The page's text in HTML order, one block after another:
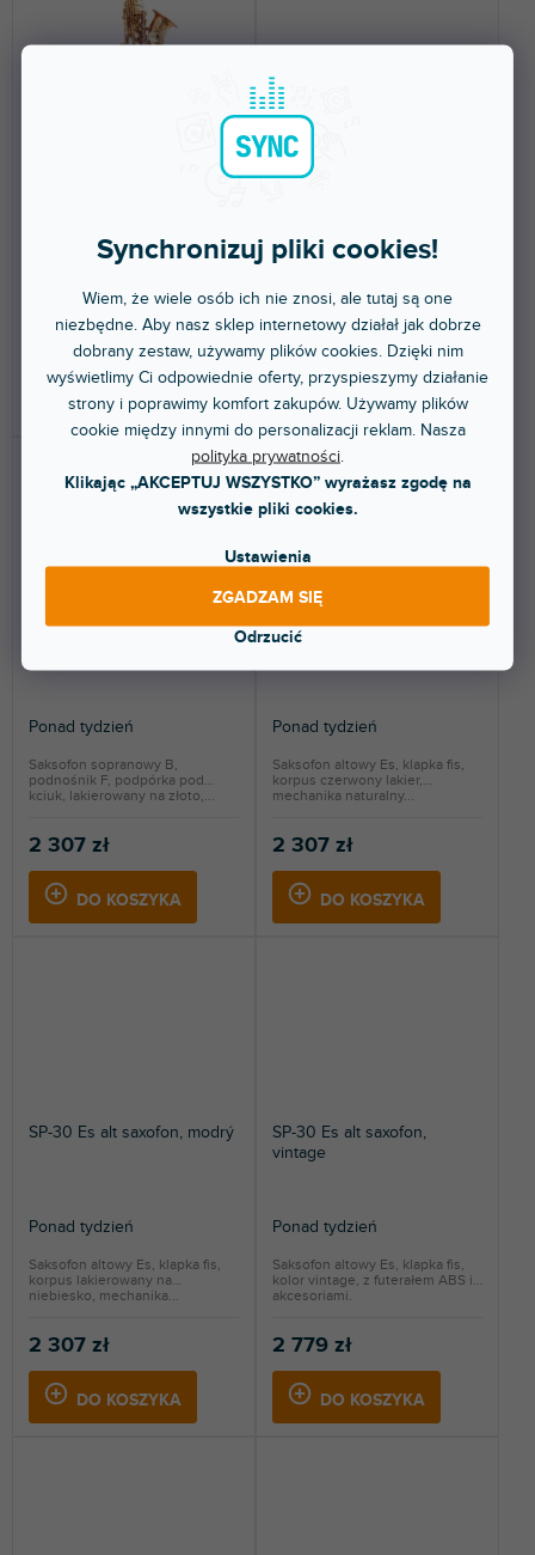
Synchronizuj pliki cookies!
Wiem, że wiele osób ich nie znosi, ale tutaj są one
niezbędne. Aby nasz sklep internetowy działał jak dobrze
dobrany zestaw, używamy plików cookies. Dzięki nim
wyświetlimy Ci odpowiednie oferty, przyspieszymy działanie
strony i poprawimy komfort zakupów. Używamy plików
cookie między innymi do personalizacji reklam. Nasza
polityka prywatności.
Klikając „AKCEPTUJ WSZYSTKO” wyrażasz zgodę na
wszystkie pliki cookies.
Ustawienia
Odrzucić
ZGADZAM SIĘ
2 097 zł
DO KOSZYKA
Saksofony włoskiej marki
początkujących i...
SALSX-20
1 992 zł
DO KOSZYKA
Soundsation SALSX-20 to
dla uczniów szkół...
SP-20 B Sopran saxofon,
Ponad tydzień
2 307 zł
DO KOSZYKA
Saksofon sopranowy B,
podnośnik F, podpórka pod
kciuk, lakierowany na złoto,...
SP-30 Es alt saxofon,
Ponad tydzień
2 307 zł
DO KOSZYKA
Saksofon altowy Es, klapka fis,
korpus czerwony lakier,
mechanika naturalny...
SP-30 Es alt saxofon, modrý
Ponad tydzień
2 307 zł
DO KOSZYKA
Saksofon altowy Es, klapka fis,
korpus lakierowany na
niebiesko, mechanika...
SP-30 Es alt saxofon,
vintage
Ponad tydzień
2 779 zł
DO KOSZYKA
Saksofon altowy Es, klapka fis,
kolor vintage, z futerałem ABS i
akcesoriami.